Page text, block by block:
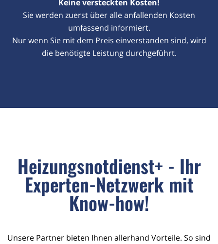
Keine versteckten Kosten!
Sie werden zuerst über alle anfallenden Kosten
umfassend informiert.
Nur wenn Sie mit dem Preis einverstanden sind, wird
die benötigte Leistung durchgeführt.
Heizungsnotdienst+ - Ihr
Experten-Netzwerk mit
Know-how!
Unsere Partner bieten Ihnen allerhand Vorteile. So sind